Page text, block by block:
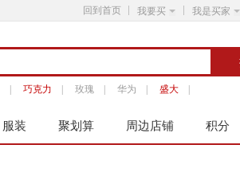
回到首页 我要买 我是买家
巧克力 玫瑰 华为 盛大
服装 聚划算 周边店铺 积分